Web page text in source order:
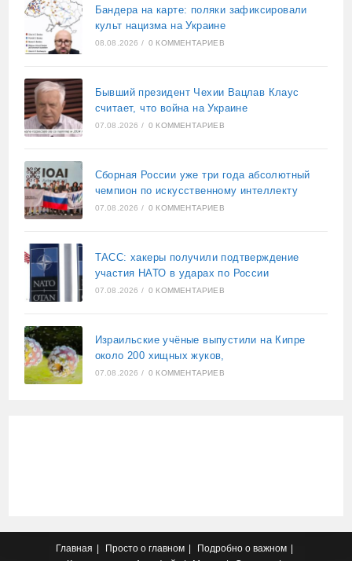
Бандера на карте: поляки зафиксировали
культ нацизма на Украине
08.08.2026 / 0 КОММЕНТАРИЕВ
Бывший президент Чехии Вацлав Клаус
считает, что война на Украине
07.08.2026 / 0 КОММЕНТАРИЕВ
Сборная России уже три года абсолютный
чемпион по искусственному интеллекту
07.08.2026 / 0 КОММЕНТАРИЕВ
ТАСС: хакеры получили подтверждение
участия НАТО в ударах по России
07.08.2026 / 0 КОММЕНТАРИЕВ
Израильские учёные выпустили на Кипре
около 200 хищных жуков,
07.08.2026 / 0 КОММЕНТАРИЕВ
Главная Просто о главном
Подробно о важном